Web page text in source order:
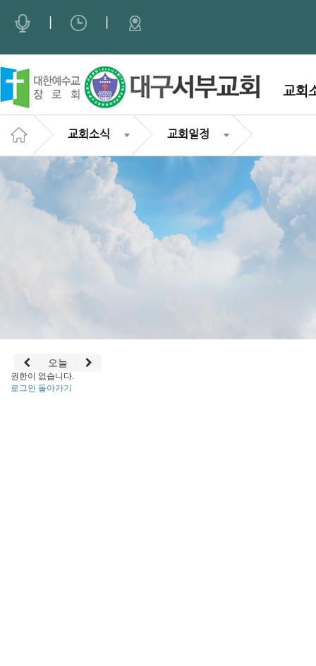
교회
교회소식 교회일정
오늘
권한이 없습니다.
로그인 돌아가기